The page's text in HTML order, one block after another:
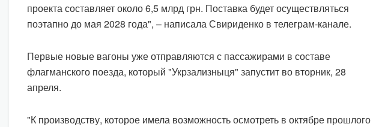
проекта составляет около 6,5 млрд грн. Поставка будет осуществляться
поэтапно до мая 2028 года", – написала Свириденко в телеграм-канале.
Первые новые вагоны уже отправляются с пассажирами в составе
флагманского поезда, который "Укрзализныця" запустит во вторник, 28
апреля.
"К производству, которое имела возможность осмотреть в октябре прошлого